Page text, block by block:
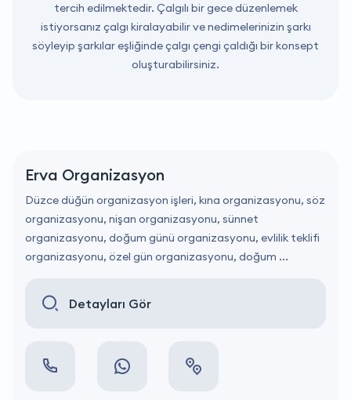
tercih edilmektedir. Çalgılı bir gece düzenlemek
istiyorsanız çalgı kiralayabilir ve nedimelerinizin şarkı
söyleyip şarkılar eşliğinde çalgı çengi çaldığı bir konsept
oluşturabilirsiniz.
Erva Organizasyon
Düzce düğün organizasyon işleri, kına organizasyonu, söz
organizasyonu, nişan organizasyonu, sünnet
organizasyonu, doğum günü organizasyonu, evlilik teklifi
organizasyonu, özel gün organizasyonu, doğum ...
Detayları Gör